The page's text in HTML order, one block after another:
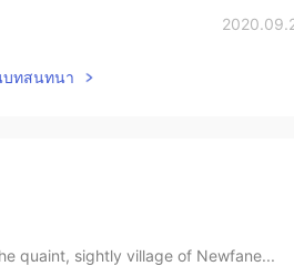
บทสนทนา
quaint, sightly village of Newfane...